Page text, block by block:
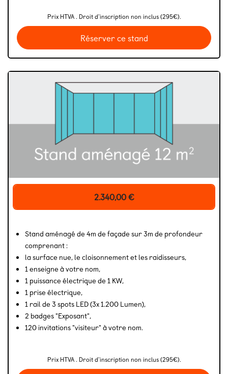
Prix HTVA . Droit d'inscription non inclus (295€).
Réserver ce stand
2.340,00€
Stand aménagé de 4m de façade sur 3m de profondeur
comprenant :
la surface nue, le cloisonnement et les raidisseurs,
1 enseigne à votre nom,
1 puissance électrique de 1 KW,
1 prise électrique,
1 rail de 3 spots LED (3x 1.200 Lumen),
2 badges "Exposant",
120 invitations "visiteur" à votre nom.
Prix HTVA . Droit d'inscription non inclus (295€).